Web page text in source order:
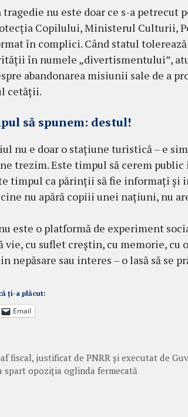
tragedie nu este doar ce s-a petrecut
Copilului, Ministerul Culturii,
în complici. Când statul
în numele „divertismentului”,
abandonarea misiunii sale de a
cetății.
să spunem: destul!
nu e doar o stațiune turistică – e
trezim. Este timpul să cerem
timpul ca părinții să fie informați și
nu apără copiii unei națiuni, nu
este o platformă de experiment
vie, cu suflet creștin, cu memorie, cu
nepăsare sau interes – o lasă să se
ți-a plăcut:
Email
fiscal, justificat de PNRR și executat de
spart opoziția oglinda fermecată